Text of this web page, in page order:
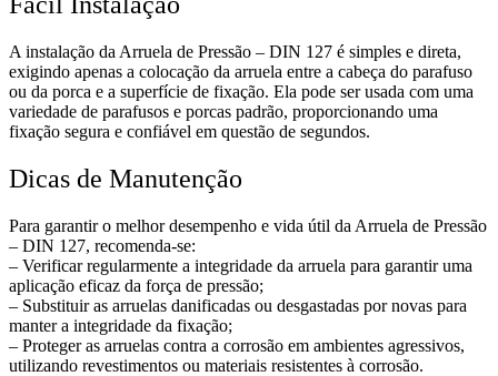
A instalação da Arruela de Pressão – DIN 127 é simples e direta,
exigindo apenas a colocação da arruela entre a cabeça do parafuso
ou da porca e a superfície de fixação. Ela pode ser usada com uma
variedade de parafusos e porcas padrão, proporcionando uma
fixação segura e confiável em questão de segundos.
Dicas de Manutenção
Para garantir o melhor desempenho e vida útil da Arruela de Pressão
– DIN 127, recomenda-se:
– Verificar regularmente a integridade da arruela para garantir uma
aplicação eficaz da força de pressão;
– Substituir as arruelas danificadas ou desgastadas por novas para
manter a integridade da fixação;
– Proteger as arruelas contra a corrosão em ambientes agressivos,
utilizando revestimentos ou materiais resistentes à corrosão.